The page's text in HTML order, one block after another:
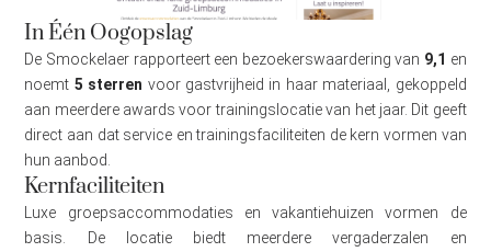
In Één Oogopslag
De Smockelaer rapporteert een bezoekerswaardering van 9,1 en
noemt 5 sterren voor gastvrijheid in haar materiaal, gekoppeld
aan meerdere awards voor trainingslocatie van het jaar. Dit geeft
direct aan dat service en trainingsfaciliteiten de kern vormen van
hun aanbod.
Kernfaciliteiten
Luxe groepsaccommodaties en vakantiehuizen vormen de
basis. De locatie biedt meerdere vergaderzalen en